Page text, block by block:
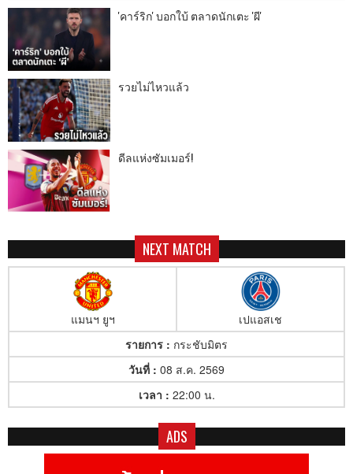
'คาร์ริก' บอกใบ้ ตลาดนักเตะ 'ผี'
รวยไม่ไหวแล้ว
ดีลแห่งซัมเมอร์!
NEXT MATCH
แมนฯ ยูฯ
เปแอสเช
รายการ : กระชับมิตร
วันที่ : 08 ส.ค. 2569
เวลา : 22:00 น.
ADS